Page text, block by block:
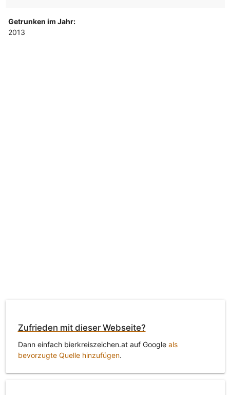
Getrunken im Jahr:
2013
Zufrieden mit dieser Webseite?
Dann einfach bierkreiszeichen.at auf Google als
bevorzugte Quelle hinzufügen.